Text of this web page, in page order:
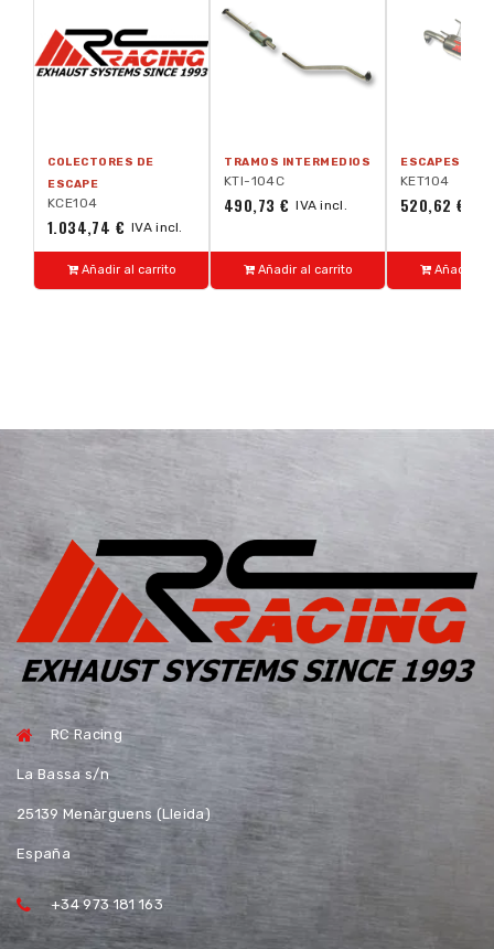
COLECTORES DE
ESCAPE
KCE104
1.034,74 € IVA incl.
Añadir al carrito
TRAMOS INTERMEDIOS
KTI-104C
490,73 € IVA incl.
Añadir al carrito
ESCAPES
KET104
520,62 €
Añadir al
RC Racing
La Bassa s/n
25139 Menàrguens (Lleida)
España
+34 973 181 163